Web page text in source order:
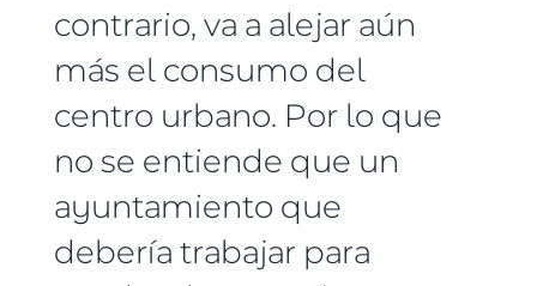
contrario, va a alejar aún
más el consumo del
centro urbano. Por lo que
no se entiende que un
ayuntamiento que
debería trabajar para